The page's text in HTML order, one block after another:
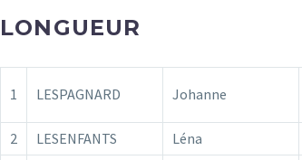
LONGUEUR
1 LESPAGNARD Johanne
2 LESENFANTS Léna